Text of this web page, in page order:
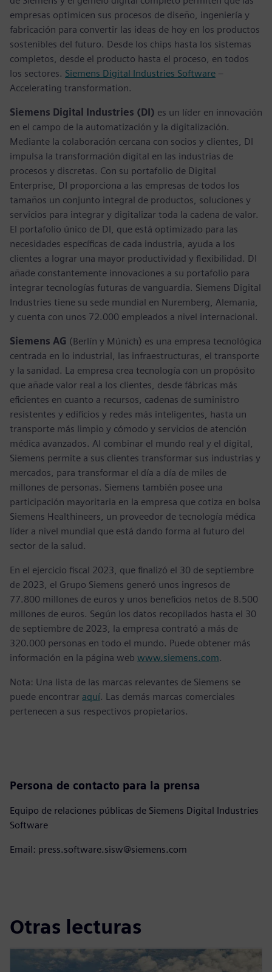
empresas optimicen sus procesos de diseño, ingeniería y
fabricación para convertir las ideas de hoy en los productos
sostenibles del futuro. Desde los chips hasta los sistemas
completos, desde el producto hasta el proceso, en todos
los sectores. Siemens Digital Industries Software –
Accelerating transformation.
Siemens Digital Industries (DI) es un líder en innovación
en el campo de la automatización y la digitalización.
Mediante la colaboración cercana con socios y clientes, DI
impulsa la transformación digital en las industrias de
procesos y discretas. Con su portafolio de Digital
Enterprise, DI proporciona a las empresas de todos los
tamaños un conjunto integral de productos, soluciones y
servicios para integrar y digitalizar toda la cadena de valor.
El portafolio único de DI, que está optimizado para las
necesidades específicas de cada industria, ayuda a los
clientes a lograr una mayor productividad y flexibilidad. DI
añade constantemente innovaciones a su portafolio para
integrar tecnologías futuras de vanguardia. Siemens Digital
Industries tiene su sede mundial en Nuremberg, Alemania,
y cuenta con unos 72.000 empleados a nivel internacional.
Siemens AG (Berlín y Múnich) es una empresa tecnológica
centrada en lo industrial, las infraestructuras, el transporte
y la sanidad. La empresa crea tecnología con un propósito
que añade valor real a los clientes, desde fábricas más
eficientes en cuanto a recursos, cadenas de suministro
resistentes y edificios y redes más inteligentes, hasta un
transporte más limpio y cómodo y servicios de atención
médica avanzados. Al combinar el mundo real y el digital,
Siemens permite a sus clientes transformar sus industrias y
mercados, para transformar el día a día de miles de
millones de personas. Siemens también posee una
participación mayoritaria en la empresa que cotiza en bolsa
Siemens Healthineers, un proveedor de tecnología médica
líder a nivel mundial que está dando forma al futuro del
sector de la salud.
En el ejercicio fiscal 2023, que finalizó el 30 de septiembre
de 2023, el Grupo Siemens generó unos ingresos de
77.800 millones de euros y unos beneficios netos de 8.500
millones de euros. Según los datos recopilados hasta el 30
de septiembre de 2023, la empresa contrató a más de
320.000 personas en todo el mundo. Puede obtener más
información en la página web www.siemens.com.
Nota: Una lista de las marcas relevantes de Siemens se
puede encontrar aquí. Las demás marcas comerciales
pertenecen a sus respectivos propietarios.
Persona de contacto para la prensa
Equipo de relaciones públicas de Siemens Digital Industries
Software
Email: press.software.sisw@siemens.com
Otras lecturas